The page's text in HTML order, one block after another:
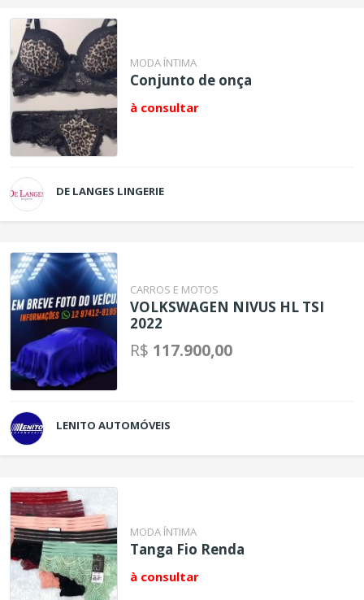
MODA ÍNTIMA
Conjunto de onça
à consultar
DE LANGES LINGERIE
CARROS E MOTOS
VOLKSWAGEN NIVUS HL TSI
2022
R$ 117.900,00
LENITO AUTOMÓVEIS
MODA ÍNTIMA
Tanga Fio Renda
à consultar